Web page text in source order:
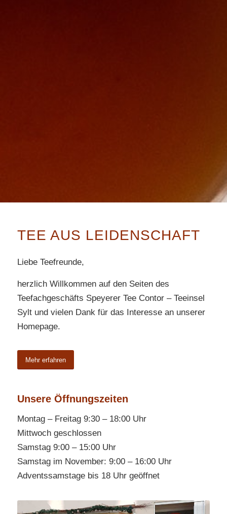
TEE AUS LEIDENSCHAFT
Liebe Teefreunde,
herzlich Willkommen auf den Seiten des
Teefachgeschäfts Speyerer Tee Contor – Teeinsel
Sylt und vielen Dank für das Interesse an unserer
Homepage.
Mehr erfahren
Unsere Öffnungszeiten
Montag – Freitag 9:30 – 18:00 Uhr
Mittwoch geschlossen
Samstag 9:00 – 15:00 Uhr
Samstag im November: 9:00 – 16:00 Uhr
Adventssamstage bis 18 Uhr geöffnet